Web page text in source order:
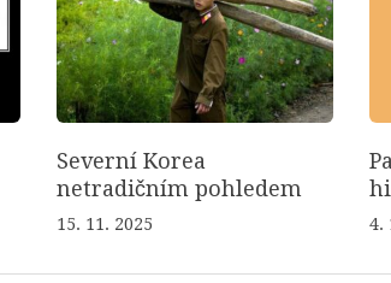
Severní Korea
netradičním pohledem
15. 11. 2025 4.